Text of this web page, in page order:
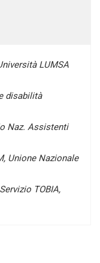
LUMSA
disabilità
Naz. Assistenti
Unione Nazionale
TOBIA,